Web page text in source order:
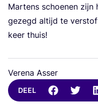
Mar­tens schoe­nen zijn
gezegd altijd te
keer thuis!
Verena Asser
DEEL